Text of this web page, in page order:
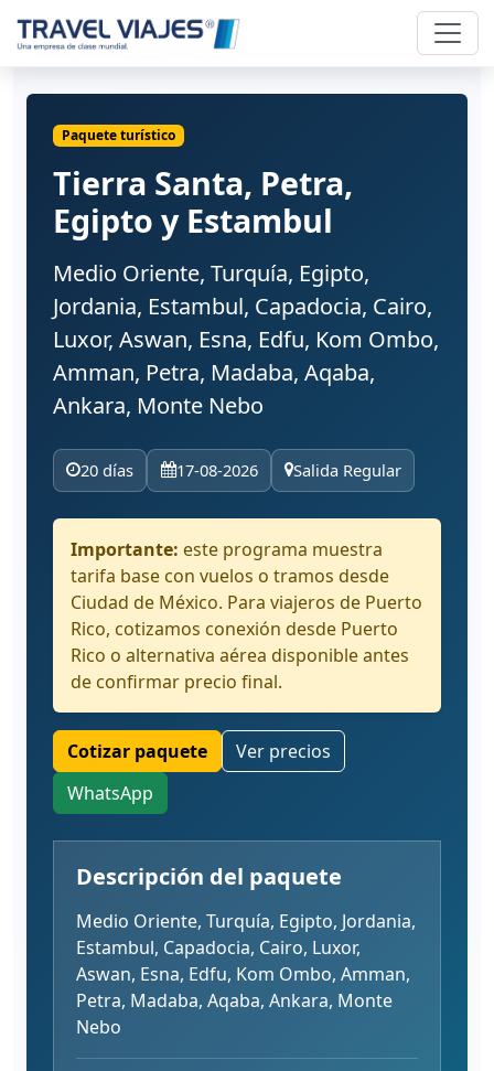
Paquete turístico
Tierra Santa, Petra,
Egipto y Estambul
Medio Oriente, Turquía, Egipto,
Jordania, Estambul, Capadocia, Cairo,
Luxor, Aswan, Esna, Edfu, Kom Ombo,
Amman, Petra, Madaba, Aqaba,
Ankara, Monte Nebo
20 días 17-08-2026 Salida Regular
Importante: este programa muestra
tarifa base con vuelos o tramos desde
Ciudad de México. Para viajeros de Puerto
Rico, cotizamos conexión desde Puerto
Rico o alternativa aérea disponible antes
de confirmar precio final.
Cotizar paquete
Ver precios
WhatsApp
Descripción del paquete
Medio Oriente, Turquía, Egipto, Jordania,
Estambul, Capadocia, Cairo, Luxor,
Aswan, Esna, Edfu, Kom Ombo, Amman,
Petra, Madaba, Aqaba, Ankara, Monte
Nebo